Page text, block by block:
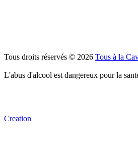
Tous droits réservés © 2026 Tous à la
L'abus d'alcool est dangereux pour la
Creation